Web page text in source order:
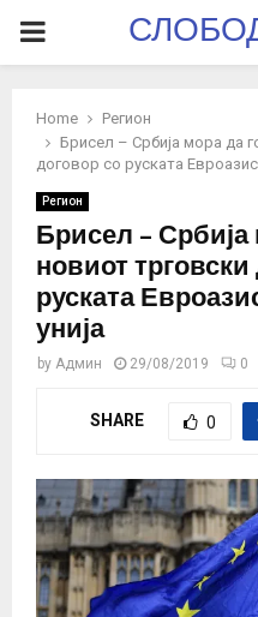
PRIMARY
Home
Регион
Брисел – Србија мора да
договор со руската
Регион
Брисел –
новиот
руската
унија
by Админ 29/08/2019 0
SHARE 0